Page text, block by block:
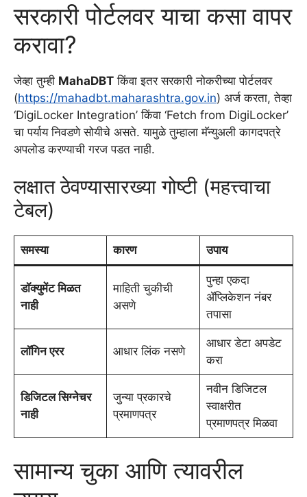
सरकारी पोर्टलवर याचा कसा वापर
करावा?
जेव्हा तुम्ही MahaDBT किंवा इतर सरकारी नोकरीच्या पोर्टलवर
(https://mahadbt.maharashtra.gov.in) अर्ज करता, तेव्हा
‘DigiLocker Integration’ किंवा ‘Fetch from DigiLocker’
चा पर्याय निवडणे सोयीचे असते. यामुळे तुम्हाला मॅन्युअली कागदपत्रे
अपलोड करण्याची गरज पडत नाही.
लक्षात ठेवण्यासारख्या गोष्टी (महत्त्वाचा
टेबल)
समस्या कारण उपाय
डॉक्युमेंट मिळत
नाही
माहिती चुकीची
असणे
पुन्हा एकदा
ॲप्लिकेशन नंबर
तपासा
लॉगिन एरर आधार लिंक नसणे
आधार डेटा अपडेट
करा
डिजिटल सिग्नेचर
नाही
जुन्या प्रकारचे
प्रमाणपत्र
नवीन डिजिटल
स्वाक्षरीत
प्रमाणपत्र मिळवा
सामान्य चुका आणि त्यावरील